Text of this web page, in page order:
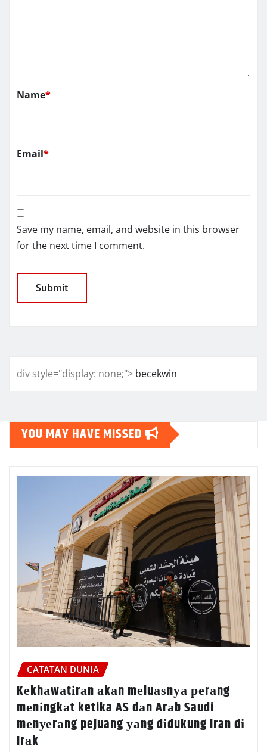
Name*
Email*
Save my name, email, and website in this browser
for the next time I comment.
div style="display: none;"> becekwin
YOU MAY HAVE MISSED
CATATAN DUNIA
Kеkhаwаtіrаn аkаn mеluаѕnуа реrаng
mеnіngkаt ketika AS dаn Arаb Saudi
mеnуеrаng pejuang уаng dіdukung Iran dі
Irаk